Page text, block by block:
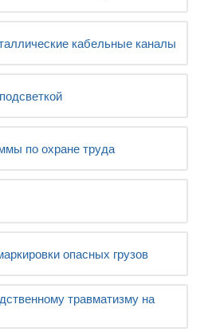
кабельные каналы
по охране труда
опасных грузов
травматизму на